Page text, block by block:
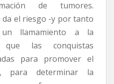
de tumores.
el riesgo -y por tanto
llamamiento a la
que las conquistas
para promover el
para determinar la